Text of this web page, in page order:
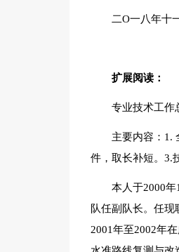
二O一八年十
扩展阅读：
专业技术工作
主要内容：1.
件，取长补短。3.
本人于2000
队任副队长。任
2001年至2002年